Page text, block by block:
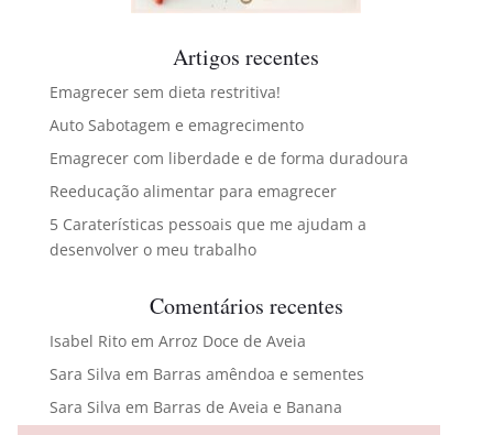
Artigos recentes
Emagrecer sem dieta restritiva!
Auto Sabotagem e emagrecimento
Emagrecer com liberdade e de forma duradoura
Reeducação alimentar para emagrecer
5 Caraterísticas pessoais que me ajudam a
desenvolver o meu trabalho
Comentários recentes
Isabel Ritoem Arroz Doce de Aveia
Sara Silva em Barras amêndoa e sementes
Sara Silva em Barras de Aveia e Banana